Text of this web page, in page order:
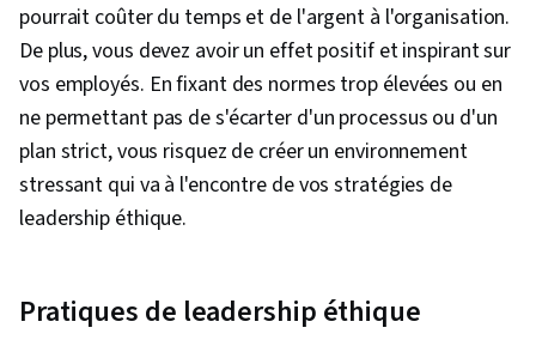
pourrait coûter du temps et de l'argent à l'organisation.
De plus, vous devez avoir un effet positif et inspirant sur
vos employés. En fixant des normes trop élevées ou en
ne permettant pas de s'écarter d'un processus ou d'un
plan strict, vous risquez de créer un environnement
stressant qui va à l'encontre de vos stratégies de
leadership éthique.
Pratiques de leadership éthique